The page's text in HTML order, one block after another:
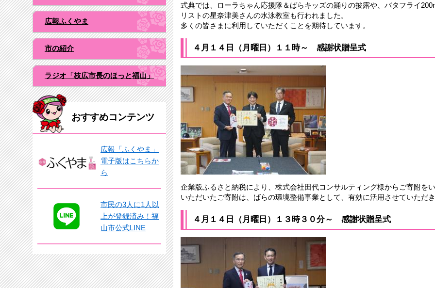
広報ふくやま
市の紹介
ラジオ「枝広市長のほっと福山」
おすすめコンテンツ
広報「ふくやま」
電子版はこちらか
ら
市民の3人に1人以
上が登録済み！福
山市公式LINE
式典では、ローラちゃん応援隊＆ばらキッズの踊りの披露や、バタフライ
リストの星奈津美さんの水泳教室も行われました。
多くの皆さまに利用していただくことを期待しています。
４月１４日（月曜日）１１時～ 感謝状贈呈式
企業版ふるさと納税により、株式会社田代コンサルティング様からご寄附をい
いただいたご寄附は、ばらの環境整備事業として、有効に活用させていただき
４月１４日（月曜日）１３時３０分～ 感謝状贈呈式